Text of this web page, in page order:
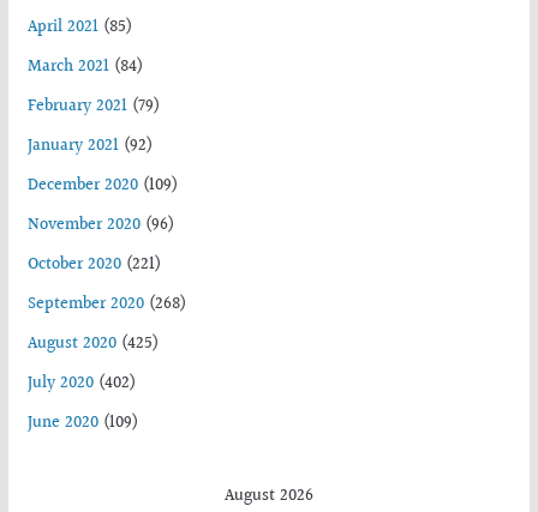
April 2021(85)
March 2021(84)
February 2021(79)
January 2021(92)
December 2020(109)
November 2020(96)
October 2020(221)
September 2020(268)
August 2020(425)
July 2020(402)
June 2020(109)
August 2026